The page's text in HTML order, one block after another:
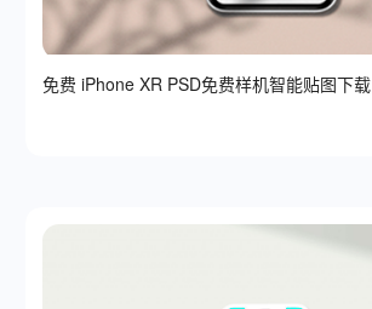
免费 iPhone XR PSD免费样机智能贴图下载